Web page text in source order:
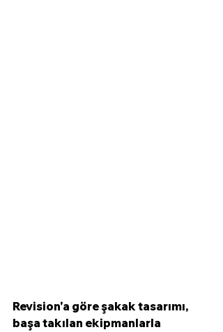
Revision'a göre şakak tasarımı,
başa takılan ekipmanlarla